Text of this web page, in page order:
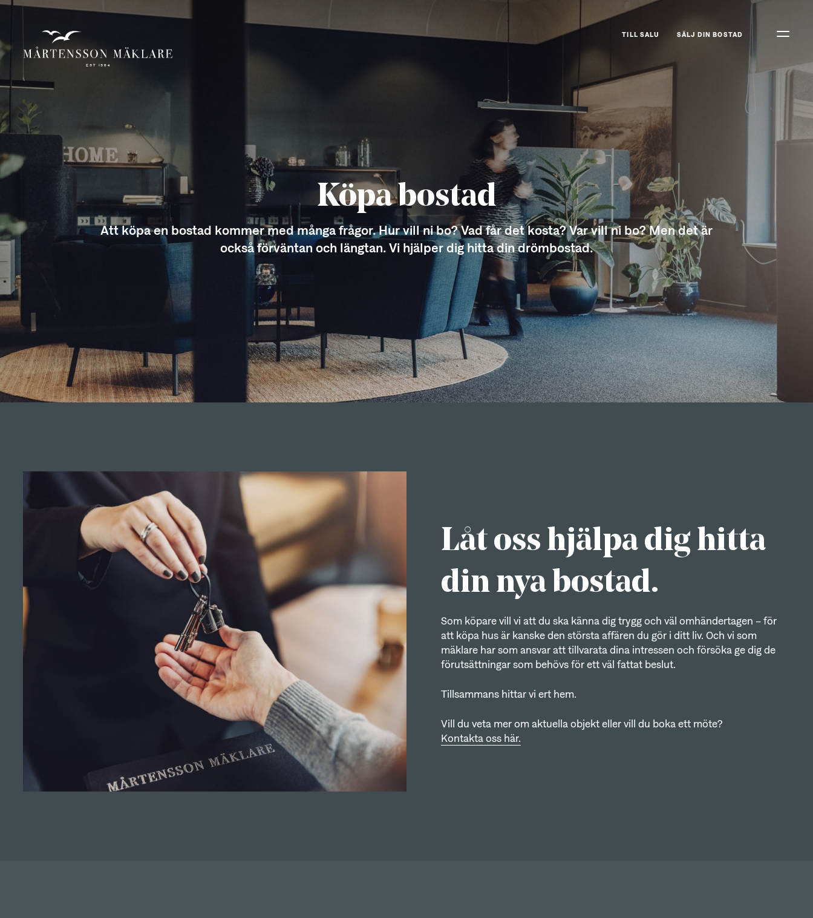
TILL SALU SÄLJ DIN BOSTAD
Köpa bostad
Att köpa en bostad kommer med många frågor. Hur vill ni bo? Vad får det kosta? Var vill ni bo? Men det är
också förväntan och längtan. Vi hjälper dig hitta din drömbostad.
Låt oss hjälpa dig hitta
din nya bostad.
Som köpare vill vi att du ska känna dig trygg och väl omhändertagen – för
att köpa hus är kanske den största affären du gör i ditt liv. Och vi som
mäklare har som ansvar att tillvarata dina intressen och försöka ge dig de
förutsättningar som behövs för ett väl fattat beslut.
Tillsammans hittar vi ert hem.
Vill du veta mer om aktuella objekt eller vill du boka ett möte?
Kontakta oss här.